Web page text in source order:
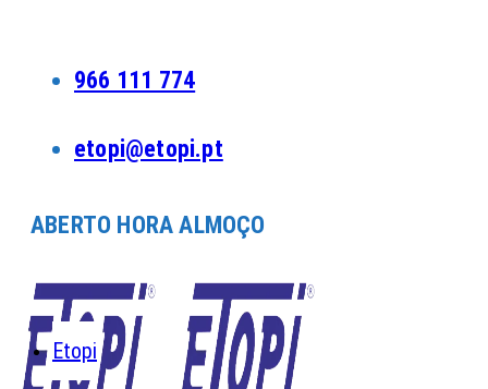
966 111 774
etopi@etopi.pt
ABERTO HORA ALMOÇO
Etopi